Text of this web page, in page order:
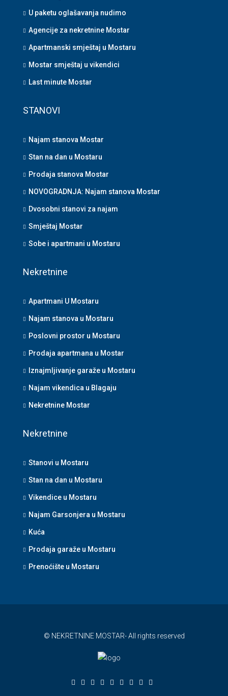
U paketu oglašavanja nudimo
Agencije za nekretnine Mostar
Apartmanski smještaj u Mostaru
Mostar smještaj u vikendici
Last minute Mostar
STANOVI
Najam stanova Mostar
Stan na dan u Mostaru
Prodaja stanova Mostar
NOVOGRADNJA: Najam stanova Mostar
Dvosobni stanovi za najam
Smještaj Mostar
Sobe i apartmani u Mostaru
Nekretnine
Apartmani U Mostaru
Najam stanova u Mostaru
Poslovni prostor u Mostaru
Prodaja apartmana u Mostar
Iznajmljivanje garaže u Mostaru
Najam vikendica u Blagaju
Nekretnine Mostar
Nekretnine
Stanovi u Mostaru
Stan na dan u Mostaru
Vikendice u Mostaru
Najam Garsonjera u Mostaru
Kuća
Prodaja garaže u Mostaru
Prenoćište u Mostaru
© NEKRETNINE MOSTAR- All rights reserved